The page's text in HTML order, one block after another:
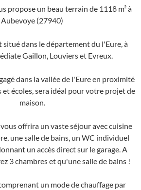
propose un beau terrain de 1118 m² à
Aubevoye (27940)
situé dans le département du l'Eure, à
Gaillon, Louviers et Evreux.
dans la vallée de l'Eure en proximité
et écoles, sera idéal pour votre projet de
maison.
offrira un vaste séjour avec cuisine
une salle de bains, un WC individuel
un accès direct sur le garage. A
3 chambres et qu'une salle de bains !
un mode de chauffage par